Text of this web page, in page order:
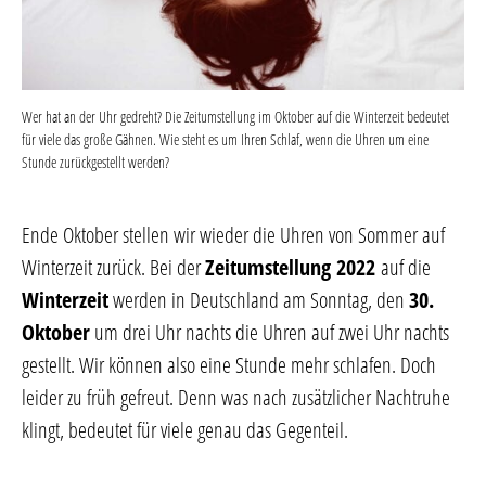
Wer hat an der Uhr gedreht? Die Zeitumstellung im Oktober auf die Winterzeit bedeutet
für viele das große Gähnen. Wie steht es um Ihren Schlaf, wenn die Uhren um eine
Stunde zurückgestellt werden?
Ende Oktober stellen wir wieder die Uhren von Sommer auf
Winterzeit zurück. Bei derZeitumstellung 2022auf die
Winterzeitwerden in Deutschland am Sonntag, den30.
Oktoberum drei Uhr nachts die Uhren auf zwei Uhr nachts
gestellt. Wir können also eine Stunde mehr schlafen. Doch
leider zu früh gefreut. Denn was nach zusätzlicher Nachtruhe
klingt, bedeutet für viele genau das Gegenteil.